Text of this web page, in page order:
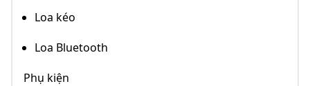
Loa kéo
Loa Bluetooth
Phụ kiện